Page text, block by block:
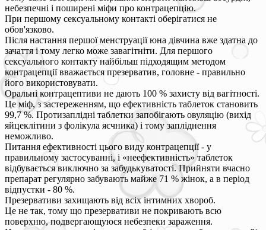
небезпечні і поширені міфи про контрацепцію.
При першому сексуальному контакті оберігатися не
обов'язково.
Після настання першої менструації юна дівчина вже здатна до
зачаття і тому легко може завагітніти. Для першого
сексуального контакту найбільш підходящим методом
контрацепції вважається презерватив, головне - правильно
його використовувати.
Оральні контрацептиви не дають 100 % захисту від вагітності.
Це міф, з застереженням, що ефективність таблеток становить
99,7 %. Протизаплідні таблетки запобігають овуляцію (вихід
яйцеклітини з фолікула яєчника) і тому запліднення
неможливо.
Питання ефективності цього виду контрацепції - у
правильному застосуванні, і «неефективність» таблеток
відбувається виключно за забудькуватості. Прийняти вчасно
препарат регулярно забувають майже 71 % жінок, а в період
відпустки - 80 %.
Презервативи захищають від всіх інтимних хвороб.
Це не так, тому що презервативи не покривають всю
поверхню, подвергающуюся небезпеки зараження.